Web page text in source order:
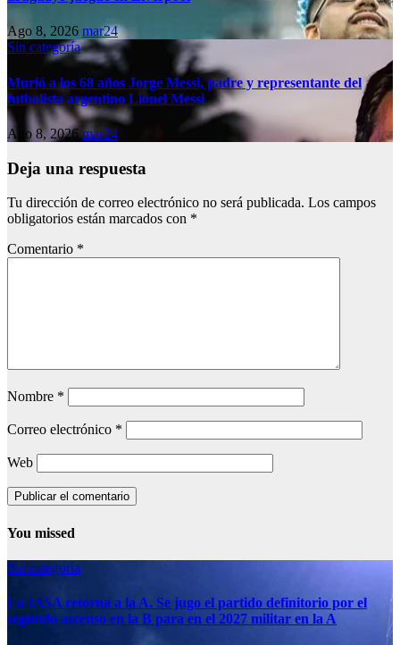
Ago 8, 2026 mar24
Sin categoría
Murió a los 68 años Jorge Messi, padre y representante del
futbolista argentino Lionel Messi
Ago 8, 2026 mar24
Deja una respuesta
Tu dirección de correo electrónico no será publicada. Los campos
obligatorios están marcados con *
Comentario *
Nombre *
Correo electrónico *
Web
You missed
Sin categoría
La IASA retorna a la A. Se jugo el partido definitorio por el
segundo ascenso en la B para en el 2027 militar en la A